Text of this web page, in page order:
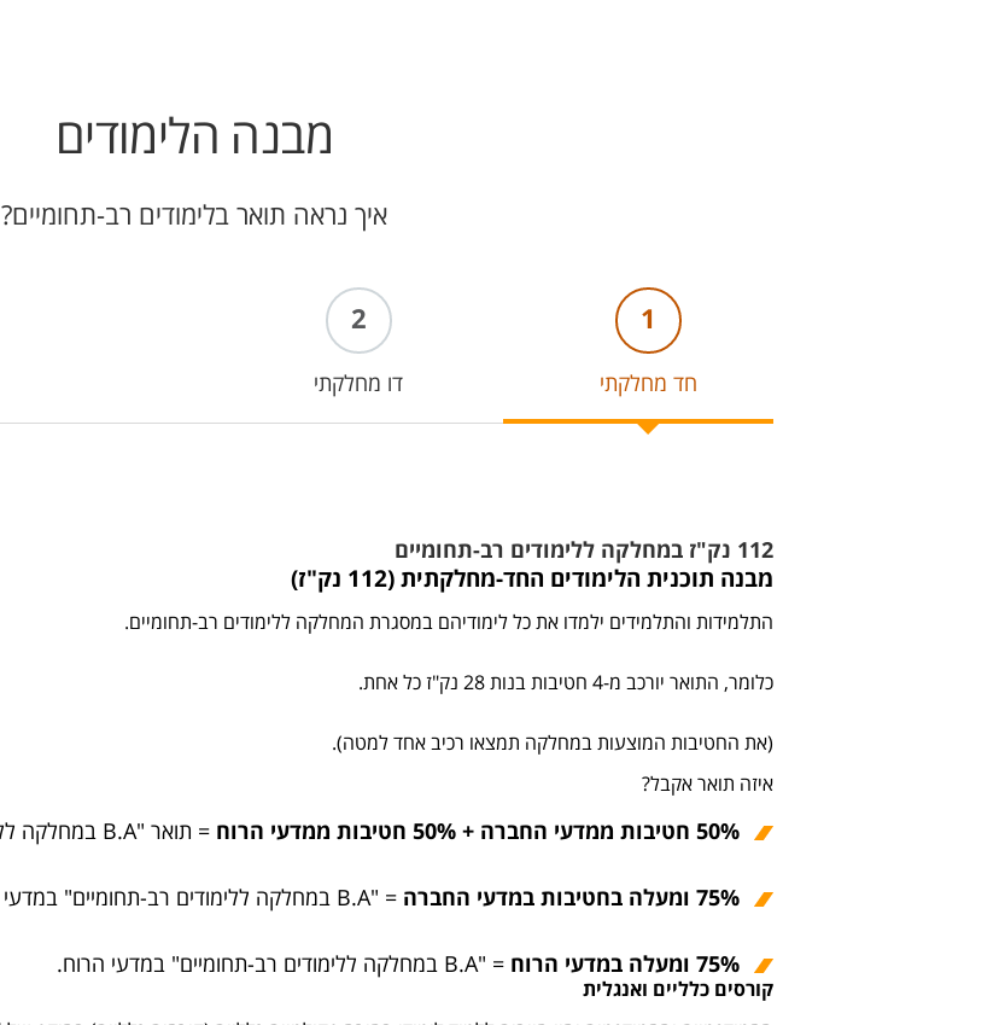
מבנה הלימודים
איך נראה תואר בלימודים רב-תחומיים?
1
חד מחלקתי
2
דו מחלקתי
112 נק"ז במחלקה ללימודים רב-תחומיים
מבנה תוכנית הלימודים החד-מחלקתית (112 נק"ז)
התלמידות והתלמידים ילמדו את כל לימודיהם במסגרת המחלקה ללימודים רב-תחומיים.
כלומר, התואר יורכב מ-4 חטיבות בנות 28 נק"ז כל אחת.
(את החטיבות המוצעות במחלקה תמצאו רכיב אחד למטה).
איזה תואר אקבל?
50% חטיבות ממדעי החברה + 50% חטיבות ממדעי הרוח = תואר "B.A במחלקה ללימודים רב-תחומיים" במדעי הרוח והחברה.
75% ומעלה בחטיבות במדעי החברה = "B.A במחלקה ללימודים רב-תחומיים" במדעי החברה.
75% ומעלה במדעי הרוח = "B.A במחלקה ללימודים רב-תחומיים" במדעי הרוח.
קורסים כלליים ואנגלית